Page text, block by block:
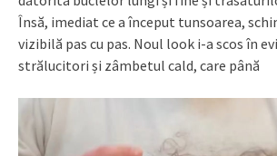
Însă, imediat ce a început tunsoarea,
vizibilă pas cu pas. Noul look i-a scos în
strălucitori și zâmbetul cald, care până